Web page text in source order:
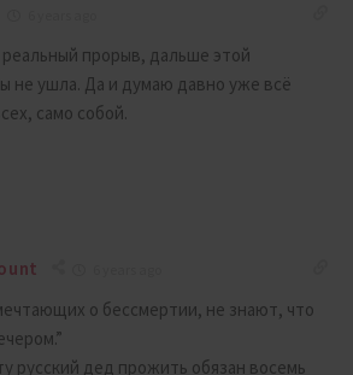
прорыв, дальше этой
не ушла. Да и думаю давно уже всё
само собой.
о бессмертии, не знают, что
русский дед прожить обязан восемь